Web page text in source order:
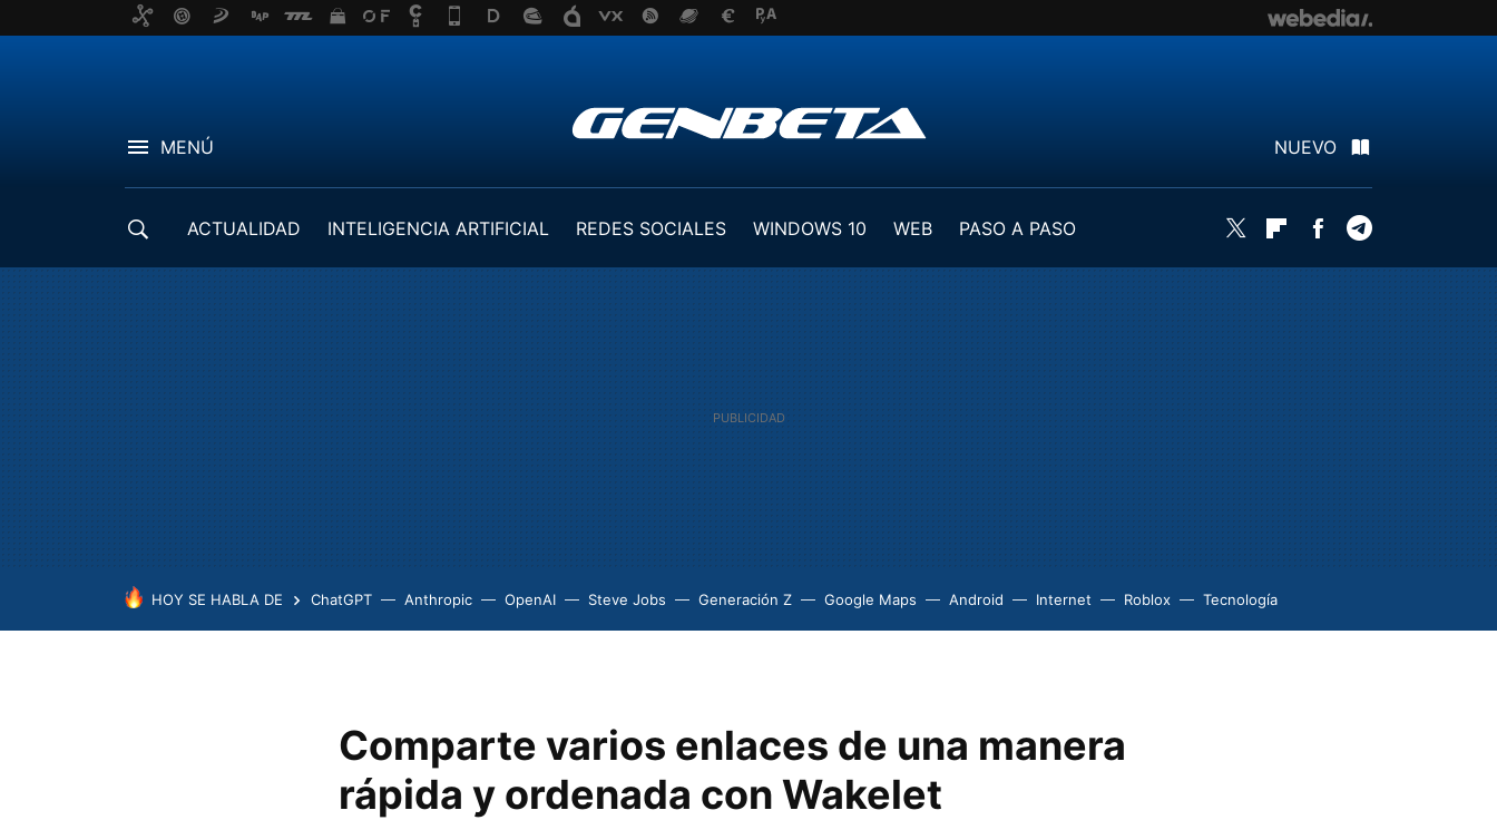
MENÚ NUEVO
ACTUALIDAD INTELIGENCIA ARTIFICIAL REDES SOCIALES WINDOWS 10 WEB
PASO A PASO
Twitter FlipboardFacebook
HOY SE HABLA DE ChatGPT Anthropic OpenAI Steve Jobs Generación Z Google Maps Android Internet Roblox Tecnología
Comparte varios enlaces de una manera
rápida y ordenada con Wakelet